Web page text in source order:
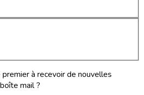
à recevoir de nouvelles
mail ?